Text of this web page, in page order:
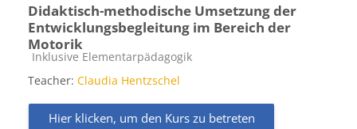
Didaktisch-methodische Umsetzung der
Entwicklungsbegleitung im Bereich der
Motorik
Kursbereich
Inklusive Elementarpädagogik
Teacher: Claudia Hentzschel
Hier klicken, um den Kurs zu betreten